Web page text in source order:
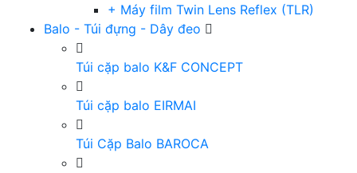
+ Máy film Twin Lens Reflex (TLR)
Balo - Túi đựng - Dây đeo
Túi cặp balo K&F CONCEPT
Túi cặp balo EIRMAI
Túi Cặp Balo BAROCA